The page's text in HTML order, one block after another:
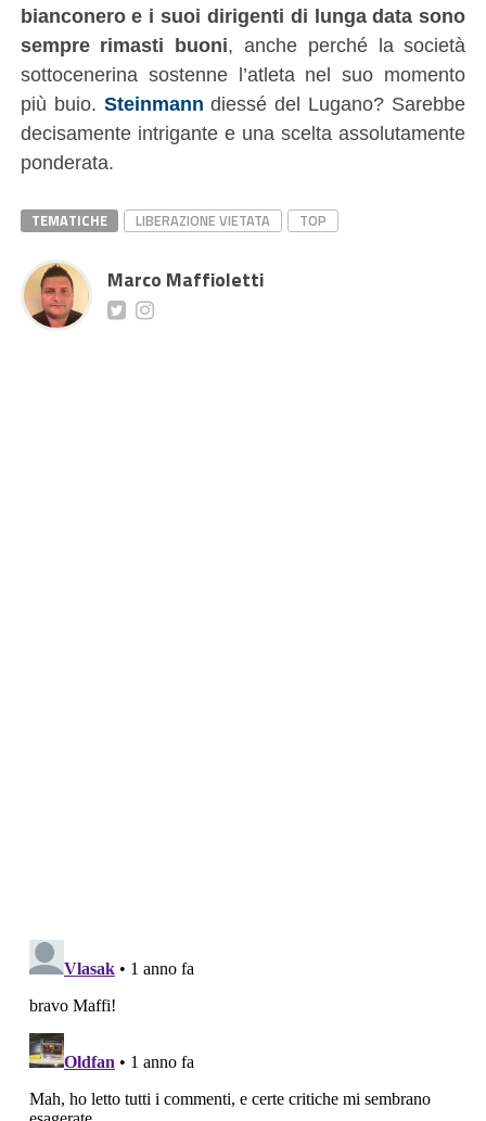
bianconero e i suoi dirigenti di lunga data sono
sempre rimasti buoni, anche perché la società
sottocenerina sostenne l’atleta nel suo momento
più buio. Steinmann diessé del Lugano? Sarebbe
decisamente intrigante e una scelta assolutamente
ponderata.
TEMATICHE LIBERAZIONE VIETATA TOP
Marco Maffioletti